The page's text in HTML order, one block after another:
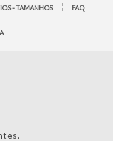
- TAMANHOS FAQ